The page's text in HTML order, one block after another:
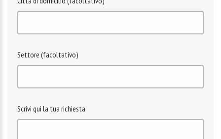
Settore (facoltativo)
Scrivi qui la tua richiesta